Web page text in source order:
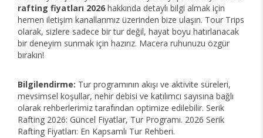
rafting fiyatları 2026 hakkında detaylı bilgi almak için
hemen iletişim kanallarımız üzerinden bize ulaşın. Tour Trips
olarak, sizlere sadece bir tur değil, hayat boyu hatırlanacak
bir deneyim sunmak için hazırız. Macera ruhunuzu özgür
bırakın!
Bilgilendirme: Tur programının akışı ve aktivite süreleri,
mevsimsel koşullar, nehir debisi ve katılımcı sayısına bağlı
olarak rehberlerimiz tarafından optimize edilebilir. Serik
Rafting 2026: Güncel Fiyatlar, Tur Programı. 2026 Serik
Rafting Fiyatları: En Kapsamlı Tur Rehberi.